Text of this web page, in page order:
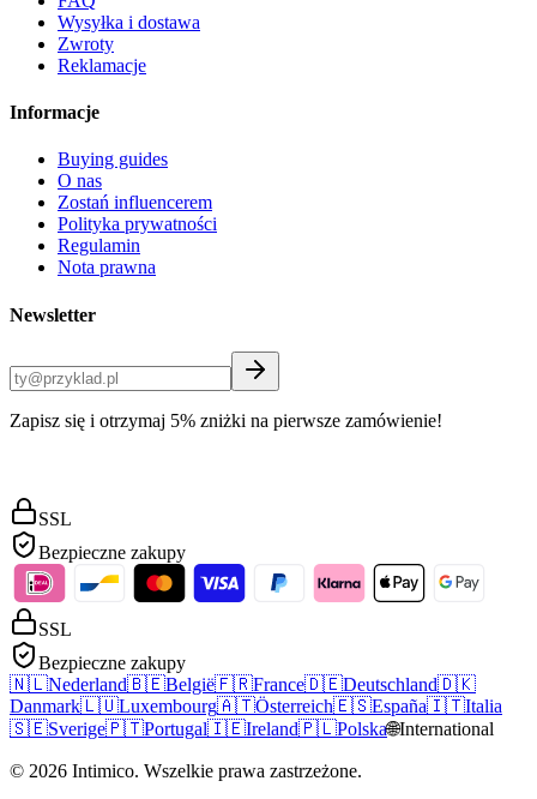
Wysyłka i dostawa
Zwroty
Reklamacje
Informacje
Buying guides
O nas
Zostań influencerem
Polityka prywatności
Regulamin
Nota prawna
Newsletter
Zapisz się i otrzymaj 5% zniżki na pierwsze zamówienie!
SSL
Bezpieczne zakupy
SSL
Bezpieczne zakupy
🇳🇱Nederland🇧🇪België🇫🇷France🇩🇪Deutschland🇩🇰
Danmark🇱🇺Luxembourg🇦🇹Österreich🇪🇸España🇮🇹Italia
🇸🇪Sverige🇵🇹Portugal🇮🇪Ireland🇵🇱Polska🌐International
© 2026 Intimico. Wszelkie prawa zastrzeżone.